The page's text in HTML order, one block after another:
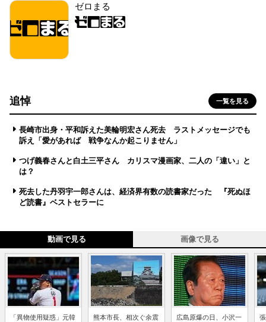
ゼロまる
追悼 一覧を見る
長崎市出身・平和訴えた美輪明宏さん死去 ラストメッセージでも
訴え「愛があれば 戦争なんか起こりません」
つげ義春さんと白土三平さん カリスマ漫画家、二人の「違い」と
は？
死去した丹羽宇一郎さんは、経済界有数の読書家だった 『死ぬほ
ど読書』ベストセラーに
動画で見る 画像で見る
「異物使用疑惑」元韓
熊本市長、相次ぐ余震
広島原爆の日、小沢一